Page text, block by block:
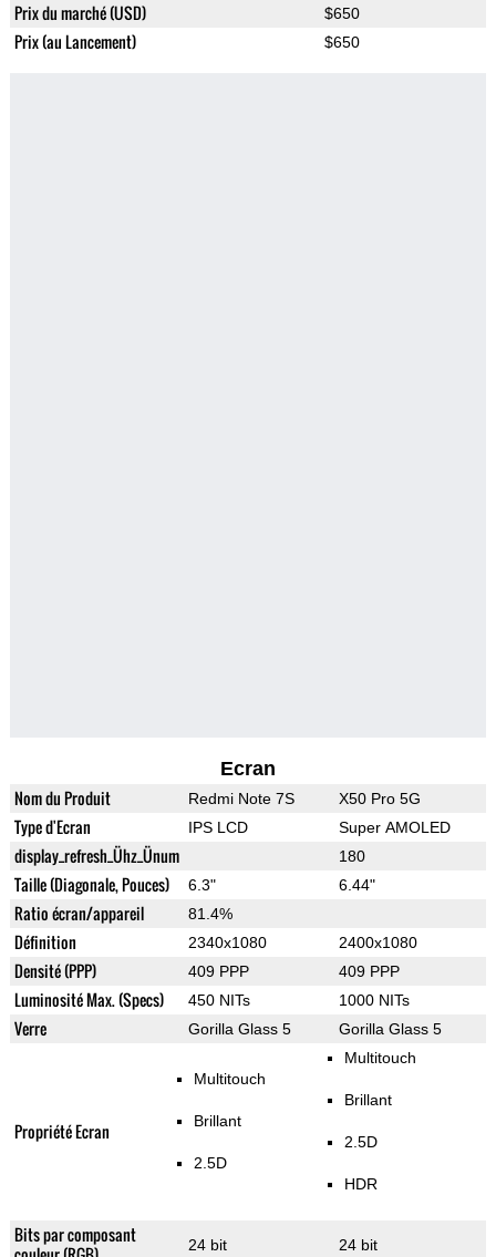
Prix du marché (USD) $650
Prix (au Lancement) $650
Ecran
Nom du Produit Redmi Note 7S X50 Pro 5G
Type d'Ecran IPS LCD Super AMOLED
display_refresh_Ühz_Ünum 180
Taille (Diagonale, Pouces) 6.3" 6.44"
Ratio écran/appareil 81.4%
Définition 2340x1080 2400x1080
Densité (PPP) 409 PPP 409 PPP
Luminosité Max. (Specs) 450 NITs 1000 NITs
Verre Gorilla Glass 5 Gorilla Glass 5
Propriété Ecran
Multitouch
Brillant
2.5D
Multitouch
Brillant
2.5D
HDR
Bits par composant
24 bit 24 bit